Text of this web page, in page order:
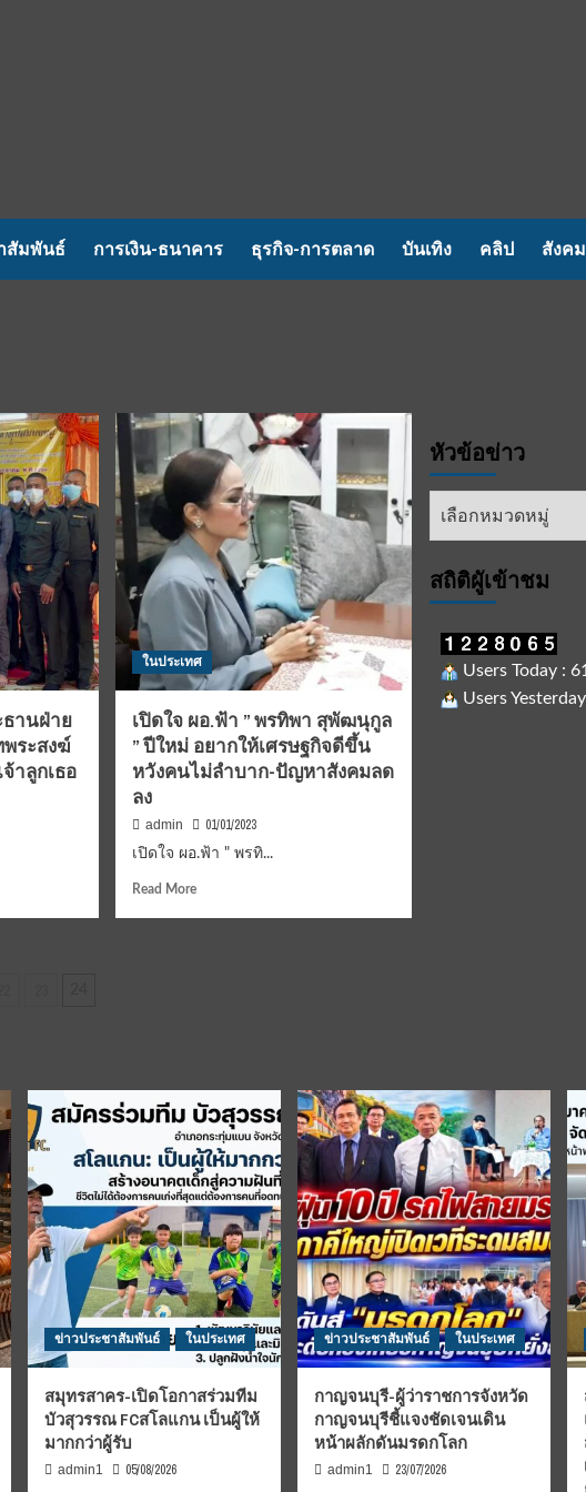
สัมพันธ์ การเงิน-ธนาคาร ธุรกิจ-การตลาด บันเทิง คลิป สังคม
านฝ่าย
ระสงฆ์
าลูกเธอ
ในประเทศ
เปิดใจ ผอ.ฟ้า ” พรทิพา สุพัฒนุกูล
” ปีใหม่ อยากให้เศรษฐกิจดีขึ้น
หวังคนไม่ลำบาก-ปัญหาสังคมลด
ลง
admin 01/01/2023
เปิดใจ ผอ.ฟ้า " พรทิ...
Read MoreRead
กูล
”
ปี
ใหม่
อยาก
ให้
เศรษฐกิจ
ดี
ขึ้น
หวัง
คน
ไม่
ลำบาก-
ปัญหา
สังคม
หัวข้อข่าว
หัวข้อ
สถิติผูัเข้าชม
Users Today :
Users
ข่าวประชาสัมพันธ์ ในประเทศ
สมุทรสาคร-เปิดโอกาสร่วมทีม
บัวสุวรรณ FCสโลแกน เป็นผู้ให้
มากกว่าผู้รับ
admin1 05/08/2026
ข่าวประชาสัมพันธ์ ในประเทศ
กาญจนบุรี-ผู้ว่าราชการจังหวัด
กาญจนบุรีชี้แจงชัดเจนเดิน
หน้าผลักดันมรดกโลก
admin1 23/07/2026